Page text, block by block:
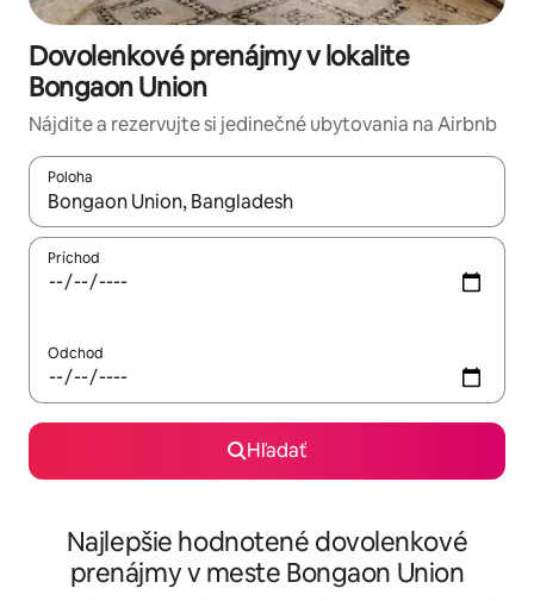
Dovolenkové prenájmy v lokalite
Bongaon Union
Nájdite a rezervujte si jedinečné ubytovania na Airbnb
Poloha
Keď budú výsledky k dispozícii, môžete si ich prechádzať
Príchod
Odchod
Hľadať
Najlepšie hodnotené dovolenkové
prenájmy v meste Bongaon Union